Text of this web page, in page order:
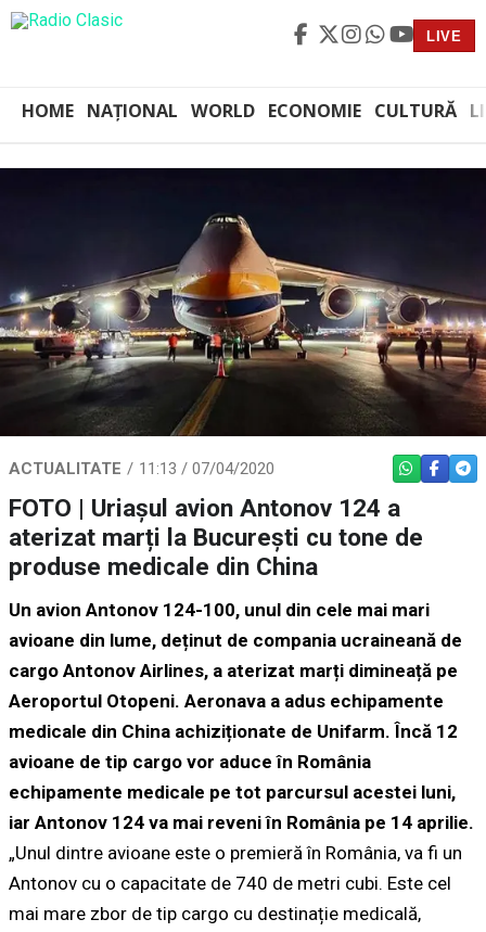
LIVE
HOME NAȚIONAL WORLD ECONOMIE CULTURĂ
ACTUALITATE 11:13 / 07/04/2020 WHATSAPP
FOTO | Uriașul avion Antonov 124 a
aterizat marți la București cu tone de
produse medicale din China
Un avion Antonov 124-100, unul din cele mai mari
avioane din lume, deținut de compania ucraineană de
cargo Antonov Airlines, a aterizat marți dimineață pe
Aeroportul Otopeni. Aeronava a adus echipamente
medicale din China achiziționate de Unifarm. Încă 12
avioane de tip cargo vor aduce în România
echipamente medicale pe tot parcursul acestei luni,
iar Antonov 124 va mai reveni în România pe 14 aprilie.
„Unul dintre avioane este o premieră în România, va fi un
Antonov cu o capacitate de 740 de metri cubi. Este cel
mai mare zbor de tip cargo cu destinație medicală,